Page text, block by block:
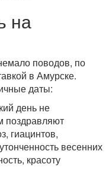
на
поводов, по
в Амурске.
даты:
день не
поздравляют
гиацинтов,
весенних
красоту